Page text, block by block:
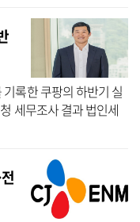
록한 쿠팡의 하반기 실
세무조사 결과 법인세
통지받은 데 이어 최근